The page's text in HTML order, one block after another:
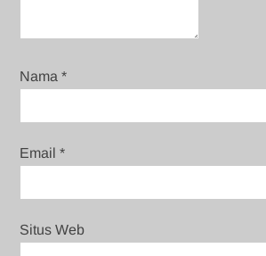
Nama*
Email*
Situs Web